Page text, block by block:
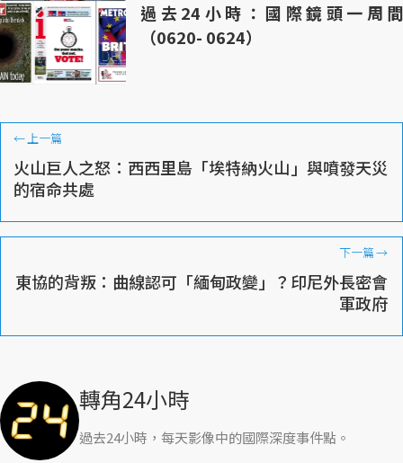
過去24小時：國際鏡頭一周間
（0620- 0624）
←上一篇
火山巨人之怒：西西里島「埃特納火山」與噴發天災
的宿命共處
下一篇→
東協的背叛：曲線認可「緬甸政變」？印尼外長密會
軍政府
轉角24小時
過去24小時，每天影像中的國際深度事件點。